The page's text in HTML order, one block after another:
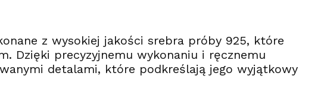
z wysokiej jakości srebra próby 925, które
Dzięki precyzyjnemu wykonaniu i ręcznemu
detalami, które podkreślają jego wyjątkowy